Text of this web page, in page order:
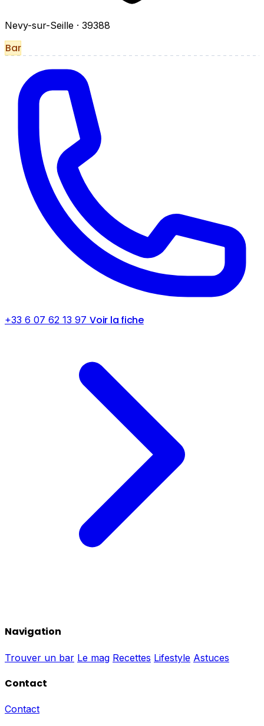
Nevy-sur-Seille · 39388
Bar
+33 6 07 62 13 97 Voir la fiche
Navigation
Trouver un bar Le mag Recettes Lifestyle Astuces
Contact
Contact